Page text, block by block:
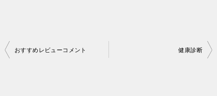
投
おすすめレビューコメント 健康診断